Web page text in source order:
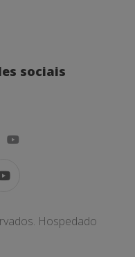
sociais
Hospedado